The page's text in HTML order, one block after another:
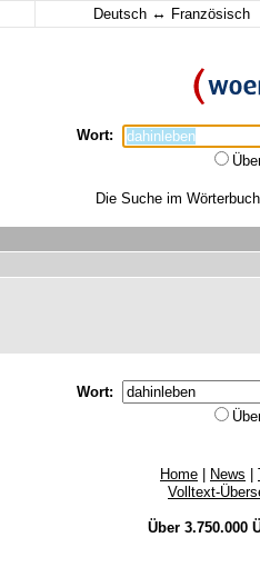
Deutsch ↔ Französisch
Wort:
Die Suche im
Wort:
Home News
Volltext-
Über 3.750.000